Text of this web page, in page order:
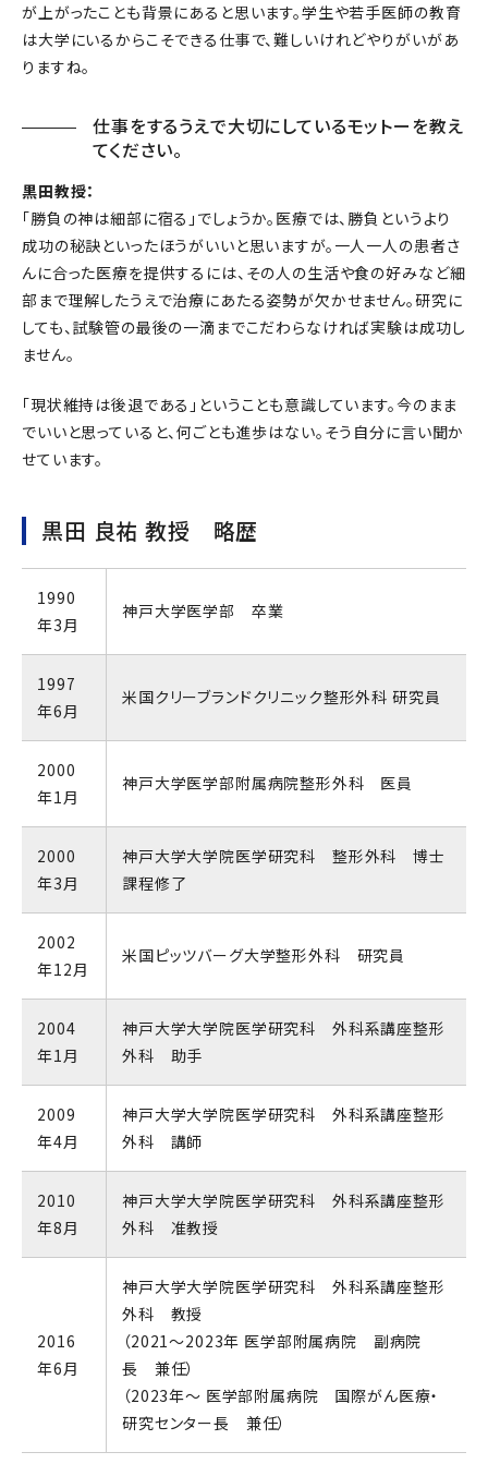
が上がったことも背景にあると思います。学生や若手医師の教育
は大学にいるからこそできる仕事で、難しいけれどやりがいがあ
りますね。
仕事をするうえで大切にしているモットーを教え
てください。
黒田教授：
「勝負の神は細部に宿る」でしょうか。医療では、勝負というより
成功の秘訣といったほうがいいと思いますが。一人一人の患者さ
んに合った医療を提供するには、その人の生活や食の好みなど細
部まで理解したうえで治療にあたる姿勢が欠かせません。研究に
しても、試験管の最後の一滴までこだわらなければ実験は成功し
ません。
「現状維持は後退である」ということも意識しています。今のまま
でいいと思っていると、何ごとも進歩はない。そう自分に言い聞か
せています。
黒田 良祐 教授 略歴
1990
年3月
神戸大学医学部 卒業
1997
年6月
米国クリーブランドクリニック整形外科 研究員
2000
年1月
神戸大学医学部附属病院整形外科 医員
2000
年3月
神戸大学大学院医学研究科 整形外科 博士
課程修了
2002
年12月
米国ピッツバーグ大学整形外科 研究員
2004
年1月
神戸大学大学院医学研究科 外科系講座整形
外科 助手
2009
年4月
神戸大学大学院医学研究科 外科系講座整形
外科 講師
2010
年8月
神戸大学大学院医学研究科 外科系講座整形
外科 准教授
2016
年6月
神戸大学大学院医学研究科 外科系講座整形
外科 教授
（2021～2023年 医学部附属病院 副病院
長 兼任）
（2023年～ 医学部附属病院 国際がん医療・
研究センター長 兼任）